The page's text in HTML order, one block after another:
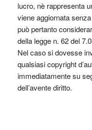
lucro, nè rappresenta
viene aggiornata
può pertanto
della legge n. 62 del
Nel caso si dovesse
qualsiasi copyright
immediatamente su
dell’avente diritto.